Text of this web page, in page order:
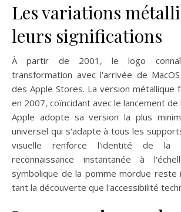
Les variations
leurs significations
À partir de 2001, le logo
transformation avec l'arrivée de
des Apple Stores. La version métallique
en 2007, coïncidant avec le lancement de
Apple adopte sa version la plus
universel qui s'adapte à tous les
visuelle renforce l'identité de la
reconnaissance instantanée à
symbolique de la pomme mordue reste
tant la découverte que l'accessibilité